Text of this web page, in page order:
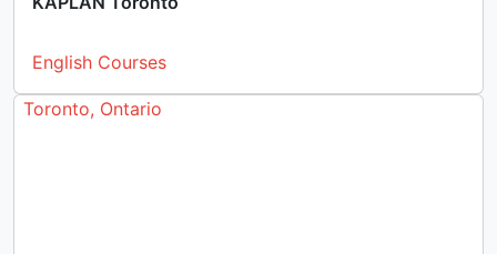
English Courses
Toronto, Ontario